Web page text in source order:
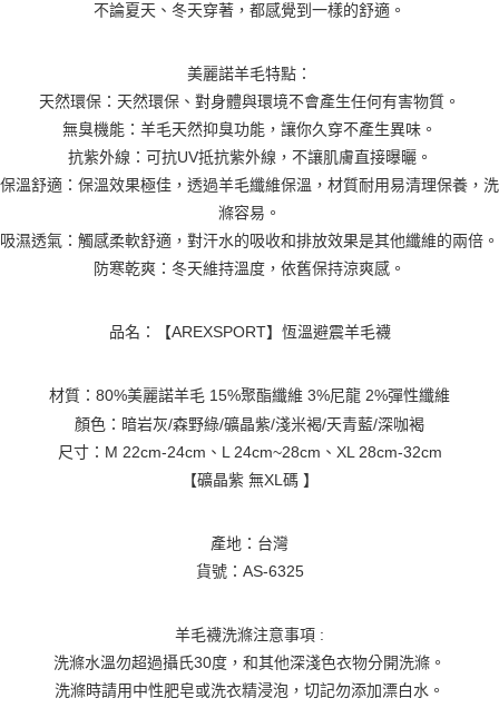
4.訂單成立30分鐘內，如未前往確認交易或遇審核未通過，訂單將自動取
1.分期款項不併入電信帳單，「大哥付你分期」於每月結算日後寄送繳費提
醒簡訊。
2.透過簡訊連結打開帳單後，可選擇「超商條碼／台灣大直營門市／銀行轉
帳／街口支付／iPASS MONEY」等通路繳費。
【注意事項】
1.本服務係由「台灣大哥大股份有限公司」（以下簡稱本公司）所提供，讓
用戶於交易時，得透過本服務購買商品或服務，並由商店將買賣／分期付款
買賣價金債權讓與本公司後，依約使用本公司帳單繳交帳款。
2.基於同意付款使用「大哥付你分期」之契約關係目的，商店將以您的個人
3.完整用戶服務條款，請詳閱以下連結：https://oppay.tw/userRule
１．簡單：不需註冊會員、不需綁卡、不需儲值。
【「AFTEE先享後付」結帳流程】
１．於結帳方式選擇「AFTEE先享後付」後，將跳轉至「AFTEE先享後付」
結帳頁面，進行簡訊認證並確認金額後，即可完成結帳。
２．訂單成立數日內，您將收到繳費通知簡訊。
３．收到繳費通知簡訊後14天內，點擊此簡訊中的連結，可透過四大超商／
※ 請注意：結帳手續完成當下不需立刻繳費，但若您需要取消訂單，請聯絡
購買商品的店家。未經商家同意取消之訂單仍視為有效，需透過AFTEE先享
後付繳納相關費用。
※ 交易是否成功請以「AFTEE先享後付 」之結帳頁面顯示為準，若有關於
https://netprotections.freshdesk.com/support/home
易，需依本服務之必要範圍內提供個人資料，並將交易相關給付款項請求債
權轉讓予恩沛科技股份有限公司。
２．關於個人資料處理事宜，請瀏覽以下網址：
https://aftee.tw/terms/#terms3
３．未成年的使用者請事先徵得法定代理人或監護人之同意方可使用
４．使用「AFTEE先享後付」時，將依據個別帳號之用戶狀況，依本公司即
時審查核予不同之上限額度；若仍有額度不足之情形，本公司將視審查結果
每筆NT$80，滿NT$699(含以上)免運費
不論夏天、冬天穿著，都感覺到一樣的舒適。
美麗諾羊毛特點：
天然環保：天然環保、對身體與環境不會產生任何有害物質。
無臭機能：羊毛天然抑臭功能，讓你久穿不產生異味。
抗紫外線：可抗UV抵抗紫外線，不讓肌膚直接曝曬。
保溫舒適：保溫效果極佳，透過羊毛纖維保溫，材質耐用易清理保養，洗
滌容易。
吸濕透氣：觸感柔軟舒適，對汗水的吸收和排放效果是其他纖維的兩倍。
防寒乾爽：冬天維持溫度，依舊保持涼爽感。
品名：【AREXSPORT】恆溫避震羊毛襪
材質：80%美麗諾羊毛 15%聚酯纖維 3%尼龍 2%彈性纖維
顏色：暗岩灰/森野綠/礦晶紫/淺米褐/天青藍/深咖褐
尺寸：M 22cm-24cm、L 24cm~28cm、XL 28cm-32cm
【礦晶紫 無XL碼 】
產地：台灣
貨號：AS-6325
羊毛襪洗滌注意事項 :
洗滌水溫勿超過攝氏30度，和其他深淺色衣物分開洗滌。
洗滌時請用中性肥皂或洗衣精浸泡，切記勿添加漂白水。